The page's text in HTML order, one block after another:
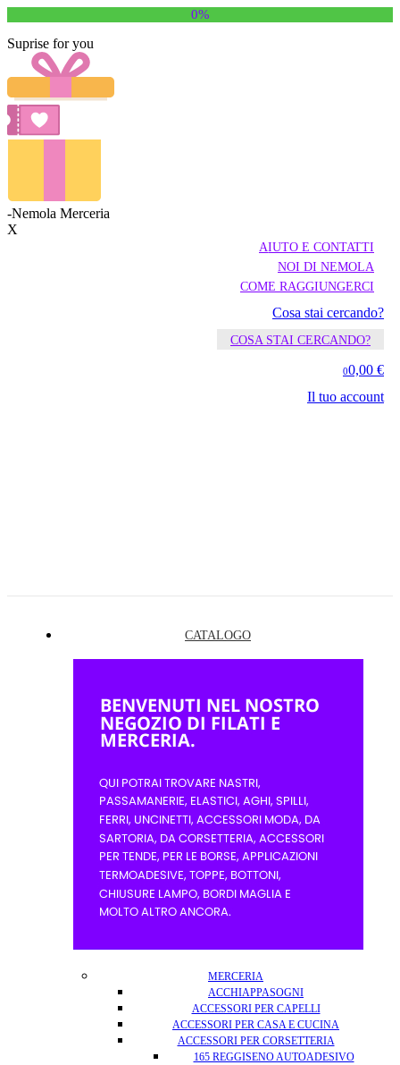
0%
Suprise for you
-Nemola Merceria
X
AIUTO E CONTATTI
NOI DI NEMOLA
COME RAGGIUNGERCI
Cosa stai cercando?
COSA STAI CERCANDO?
00,00 €
Il tuo account
CATALOGO
MERCERIA
ACCHIAPPASOGNI
ACCESSORI PER CAPELLI
ACCESSORI PER CASA E CUCINA
ACCESSORI PER CORSETTERIA
165 REGGISENO AUTOADESIVO